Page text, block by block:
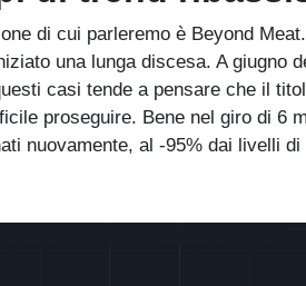
di cui parleremo è Beyond
una lunga discesa. A giugno
casi tende a pensare che il
proseguire. Bene nel giro di 6
nuovamente, al -95% dai livelli di